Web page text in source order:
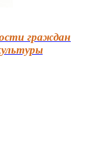
граждан